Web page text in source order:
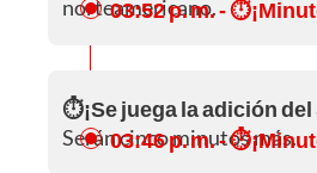
norteamericano.
03:52 p. m.-
⏱️¡Se juega la adición
Serán cinco minutos más.
03:46 p. m.-